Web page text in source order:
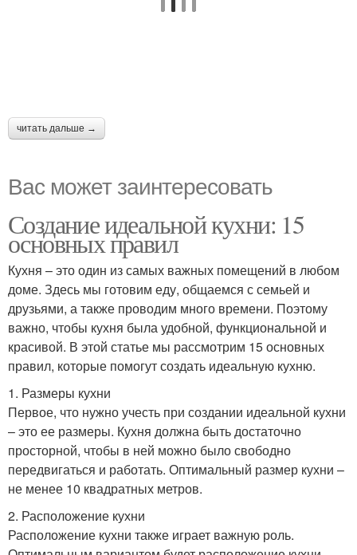
читать дальше →
Вас может заинтересовать
Создание идеальной кухни: 15
основных правил
Кухня – это один из самых важных помещений в любом
доме. Здесь мы готовим еду, общаемся с семьей и
друзьями, а также проводим много времени. Поэтому
важно, чтобы кухня была удобной, функциональной и
красивой. В этой статье мы рассмотрим 15 основных
правил, которые помогут создать идеальную кухню.
1. Размеры кухни
Первое, что нужно учесть при создании идеальной кухни
– это ее размеры. Кухня должна быть достаточно
просторной, чтобы в ней можно было свободно
передвигаться и работать. Оптимальный размер кухни –
не менее 10 квадратных метров.
2. Расположение кухни
Расположение кухни также играет важную роль.